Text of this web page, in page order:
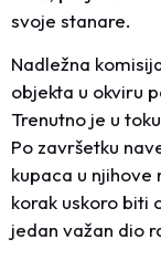
svoje stanare.
Nadležna
objekta u okviru
Trenutno je u
Po završetku
kupaca u
korak uskoro biti
jedan važan dio